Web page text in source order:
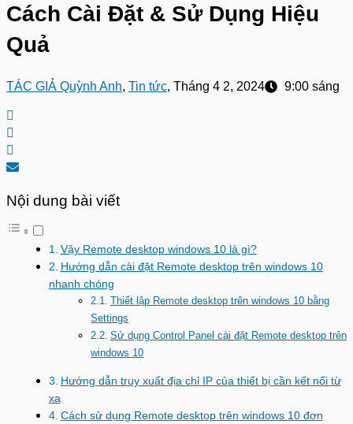
Cách Cài Đặt & Sử Dụng Hiệu
Quả
TÁC GIẢ Quỳnh Anh, Tin tức, Tháng 4 2, 2024 9:00 sáng
Nội dung bài viết
Vậy Remote desktop windows 10 là gì?
Hướng dẫn cài đặt Remote desktop trên windows 10
nhanh chóng
Thiết lập Remote desktop trên windows 10 bằng
Settings
Sử dụng Control Panel cài đặt Remote desktop trên
windows 10
Hướng dẫn truy xuất địa chỉ IP của thiết bị cần kết nối từ
xa
Cách sử dụng Remote desktop trên windows 10 đơn